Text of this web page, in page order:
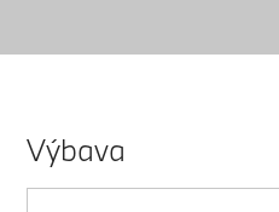
Výbava